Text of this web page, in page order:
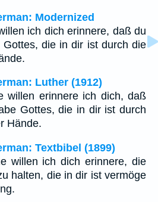
Modernized
ich dich erinnere, daß du
die in dir ist durch die
Luther (1912)
willen erinnere ich dich, daß
Gottes, die in dir ist durch
Hände.
Textbibel (1899)
willen ich dich erinnere, die
halten, die in dir ist vermöge